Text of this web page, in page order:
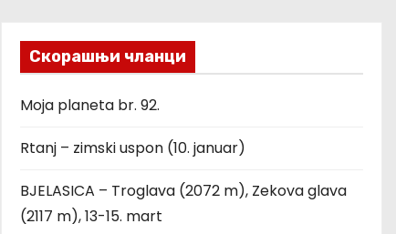
Скорашњи чланци
Moja planeta br. 92.
Rtanj – zimski uspon (10. januar)
BJELASICA – Troglava (2072 m), Zekova glava
(2117 m), 13-15. mart